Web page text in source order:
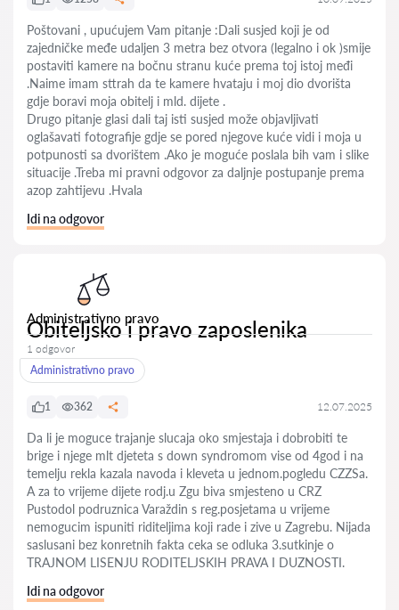
Poštovani , upućujem Vam pitanje :Dali susjed koji je od
zajedničke međe udaljen 3 metra bez otvora (legalno i ok )smije
postaviti kamere na bočnu stranu kuće prema toj istoj međi
.Naime imam sttrah da te kamere hvataju i moj dio dvorišta
gdje boravi moja obitelj i mld. dijete .
Drugo pitanje glasi dali taj isti susjed može objavljivati
oglašavati fotografije gdje se pored njegove kuće vidi i moja u
potpunosti sa dvorištem .Ako je moguće poslala bih vam i slike
situacije .Treba mi pravni odgovor za daljnje postupanje prema
azop zahtijevu .Hvala
Idi na odgovor
Administrativno pravo
Obiteljsko i pravo zaposlenika
1 odgovor
Administrativno pravo
1 362 12.07.2025
Da li je moguce trajanje slucaja oko smjestaja i dobrobiti te
brige i njege mlt djeteta s down syndromom vise od 4god i na
temelju rekla kazala navoda i kleveta u jednom.pogledu CZZSa.
A za to vrijeme dijete rodj.u Zgu biva smjesteno u CRZ
Pustodol podruznica Varaždin s reg.posjetama u vrijeme
nemogucim ispuniti riditeljima koji rade i zive u Zagrebu. Nijada
saslusani bez konretnih fakta ceka se odluka 3.sutkinje o
TRAJNOM LISENJU RODITELJSKIH PRAVA I DUZNOSTI.
Idi na odgovor